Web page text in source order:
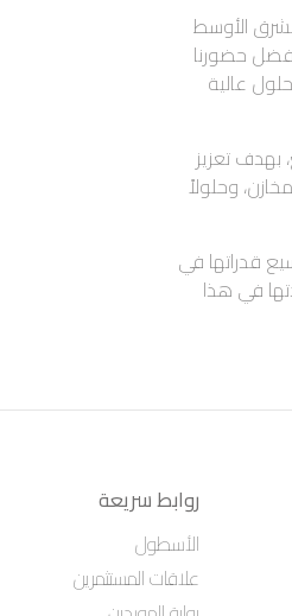
الأوسط
حضورنا
عالية
تعزيز
وحلولاً
قدراتها في
في هذا
روابط سريعة
الأسطول
علاقات المستثمرين